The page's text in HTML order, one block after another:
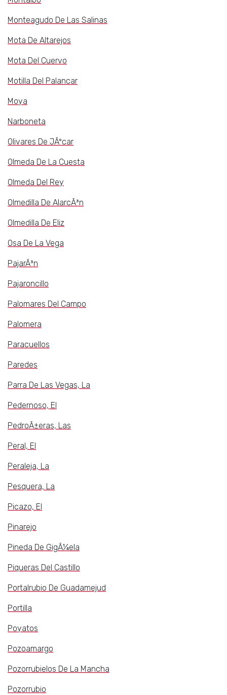
Monteagudo De Las Salinas
Mota De Altarejos
Mota Del Cuervo
Motilla Del Palancar
Moya
Narboneta
Olivares De JÃºcar
Olmeda De La Cuesta
Olmeda Del Rey
Olmedilla De AlarcÃ³n
Olmedilla De Eliz
Osa De La Vega
PajarÃ³n
Pajaroncillo
Palomares Del Campo
Palomera
Paracuellos
Paredes
Parra De Las Vegas, La
Pedernoso, El
PedroÃ±eras, Las
Peral, El
Peraleja, La
Pesquera, La
Picazo, El
Pinarejo
Pineda De GigÃ¼ela
Piqueras Del Castillo
Portalrubio De Guadamejud
Portilla
Poyatos
Pozoamargo
Pozorrubielos De La Mancha
Pozorrubio